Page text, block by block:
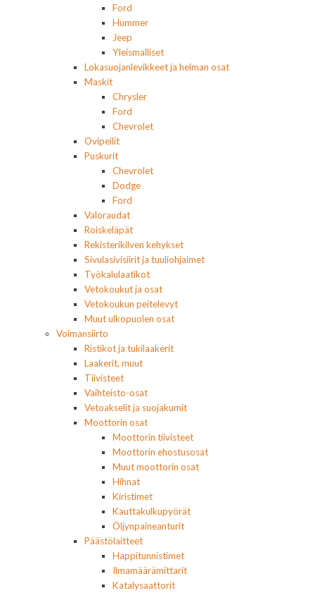
Ford
Hummer
Jeep
Yleismalliset
Lokasuojanlevikkeet ja helman osat
Maskit
Chrysler
Ford
Chevrolet
Ovipeilit
Puskurit
Chevrolet
Dodge
Ford
Valoraudat
Roiskeläpät
Rekisterikilven kehykset
Sivulasivisiirit ja tuuliohjaimet
Työkalulaatikot
Vetokoukut ja osat
Vetokoukun peitelevyt
Muut ulkopuolen osat
Voimansiirto
Ristikot ja tukilaakerit
Laakerit, muut
Tiivisteet
Vaihteisto-osat
Vetoakselit ja suojakumit
Moottorin osat
Moottorin tiivisteet
Moottorin ehostusosat
Muut moottorin osat
Hihnat
Kiristimet
Kauttakulkupyörät
Öljynpaineanturit
Päästölaitteet
Happitunnistimet
Ilmamäärämittarit
Katalysaattorit